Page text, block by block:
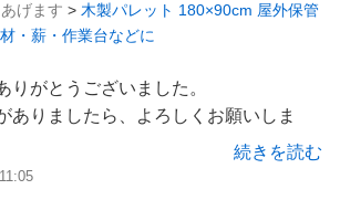
げます > 木製パレット 180×90cm 屋外保管
・薪・作業台などに
りがとうございました。
ありましたら、よろしくお願いしま
続きを読む